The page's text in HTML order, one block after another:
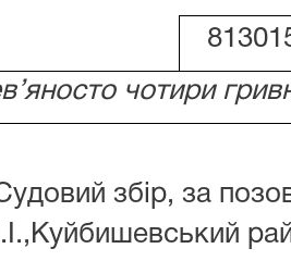
чотири
збір, за
І.І.,Куйбишевський